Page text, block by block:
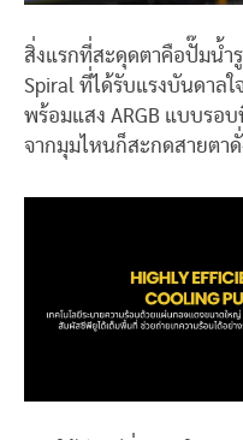
สิ่งแรกที่สะดุดตาคือปั๊มน้ำ
Spiral ที่ได้รับแรงบันดาล
พร้อมแสง ARGB แบบรอ
จากมุมไหนก็สะกดสายตา